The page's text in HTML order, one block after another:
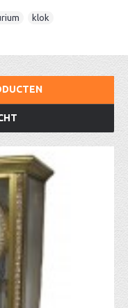
klok